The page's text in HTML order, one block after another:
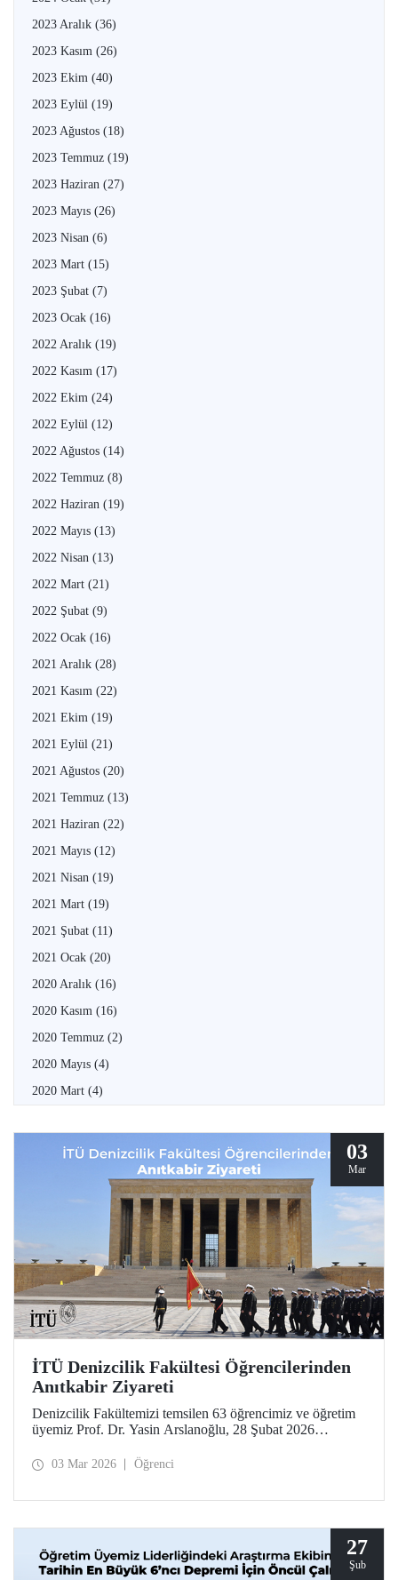
2023 Aralık (36)
2023 Kasım (26)
2023 Ekim (40)
2023 Eylül (19)
2023 Ağustos (18)
2023 Temmuz (19)
2023 Haziran (27)
2023 Mayıs (26)
2023 Nisan (6)
2023 Mart (15)
2023 Şubat (7)
2023 Ocak (16)
2022 Aralık (19)
2022 Kasım (17)
2022 Ekim (24)
2022 Eylül (12)
2022 Ağustos (14)
2022 Temmuz (8)
2022 Haziran (19)
2022 Mayıs (13)
2022 Nisan (13)
2022 Mart (21)
2022 Şubat (9)
2022 Ocak (16)
2021 Aralık (28)
2021 Kasım (22)
2021 Ekim (19)
2021 Eylül (21)
2021 Ağustos (20)
2021 Temmuz (13)
2021 Haziran (22)
2021 Mayıs (12)
2021 Nisan (19)
2021 Mart (19)
2021 Şubat (11)
2021 Ocak (20)
2020 Aralık (16)
2020 Kasım (16)
2020 Temmuz (2)
2020 Mayıs (4)
2020 Mart (4)
03
Mar
İTÜ Denizcilik Fakültesi Öğrencilerinden
Anıtkabir Ziyareti
Denizcilik Fakültemizi temsilen 63 öğrencimiz ve öğretim
üyemiz Prof. Dr. Yasin Arslanoğlu, 28 Şubat 2026
Mustafa Kemal Atatürk’ün mozolesine çelenk bırakılması
03 Mar 2026 Öğrenci
27
Şub